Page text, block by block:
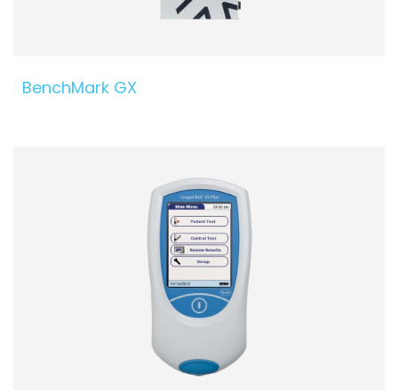
BenchMark GX